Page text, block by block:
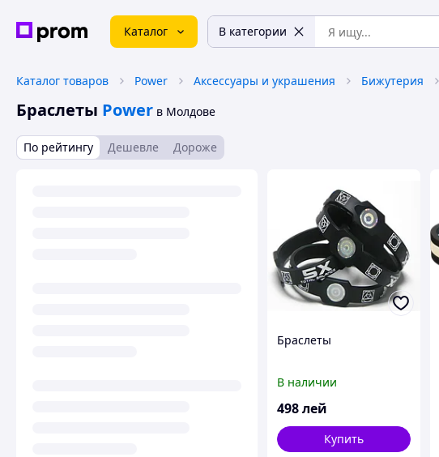
Каталог В категории
Каталог товаров Power Аксессуары и украшения Бижутерия
Браслеты Power в Молдове
По рейтингу Дешевле Дороже
Браслеты
В наличии
498лей
Купить